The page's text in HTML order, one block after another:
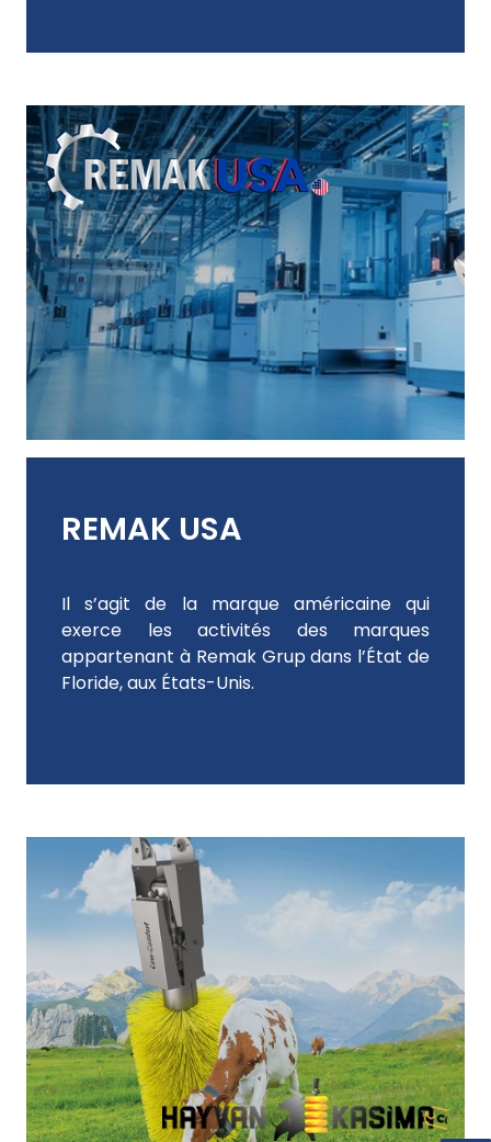
REMAK USA
Il s’agit de la marque américaine qui
exerce les activités des marques
appartenant à Remak Grup dans l’État de
Floride, aux États-Unis.